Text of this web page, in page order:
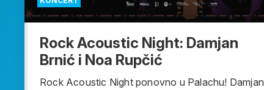
Rock Acoustic Night: Damjan
Brnić i Noa Rupčić
Rock Acoustic Night ponovno u Palachu! Damjan